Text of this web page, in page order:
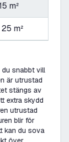
m²
m²
snabbt vill
är utrustad
stängs av
extra skydd
utrustad
blir för
kan du sova